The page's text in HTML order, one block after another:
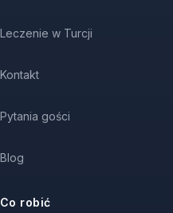
Leczenie w Turcji
Kontakt
Pytania gości
Blog
Co robić